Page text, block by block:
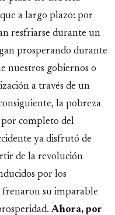
a largo plazo: por
resfriarse durante un
prosperando durante
nuestros gobiernos o
a través de un
la pobreza
por completo del
ya disfrutó de
de la revolución
por los
frenaron su imparable
Ahora, por